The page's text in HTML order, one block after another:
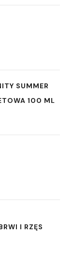
SUMMER
100 ML
I RZĘS